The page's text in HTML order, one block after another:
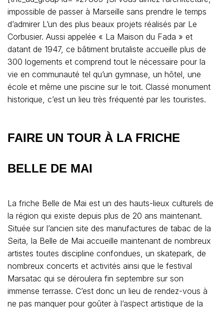
impossible de passer à Marseille sans prendre le temps
d’admirer L’un des plus beaux projets réalisés par Le
Corbusier. Aussi appelée « La Maison du Fada » et
datant de 1947, ce bâtiment brutaliste accueille plus de
300 logements et comprend tout le nécessaire pour la
vie en communauté tel qu’un gymnase, un hôtel, une
école et même une piscine sur le toit. Classé monument
historique, c’est un lieu très fréquenté par les touristes.
FAIRE UN TOUR À LA FRICHE
BELLE DE MAI
La friche Belle de Mai est un des hauts-lieux culturels de
la région qui existe depuis plus de 20 ans maintenant.
Située sur l’ancien site des manufactures de tabac de la
Seita, la Belle de Mai accueille maintenant de nombreux
artistes toutes discipline confondues, un skatepark, de
nombreux concerts et activités ainsi que le festival
Marsatac qui se déroulera fin septembre sur son
immense terrasse. C’est donc un lieu de rendez-vous à
ne pas manquer pour goûter à l’aspect artistique de la